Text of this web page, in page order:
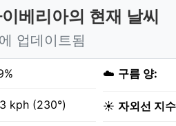
베리아의 현재 날씨
업데이트됨
kph (230°)
☁️ 구름 양:
☀️ 자외선 지